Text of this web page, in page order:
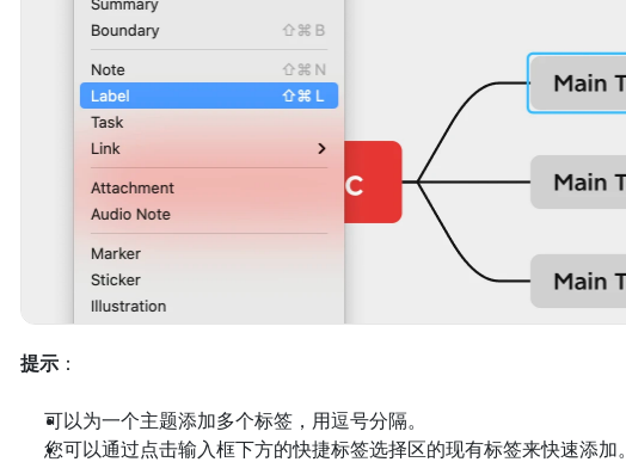
提示 ：
可以为一个主题添加多个标签，用逗号分隔。
您可以通过点击输入框下方的快捷标签选择区的现有标签来快速添加。